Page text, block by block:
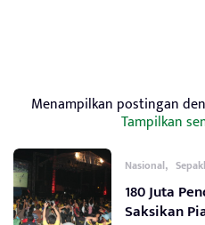
Menampilkan postingan
Tampilkan
Nasional,
180 Juta
Saksikan